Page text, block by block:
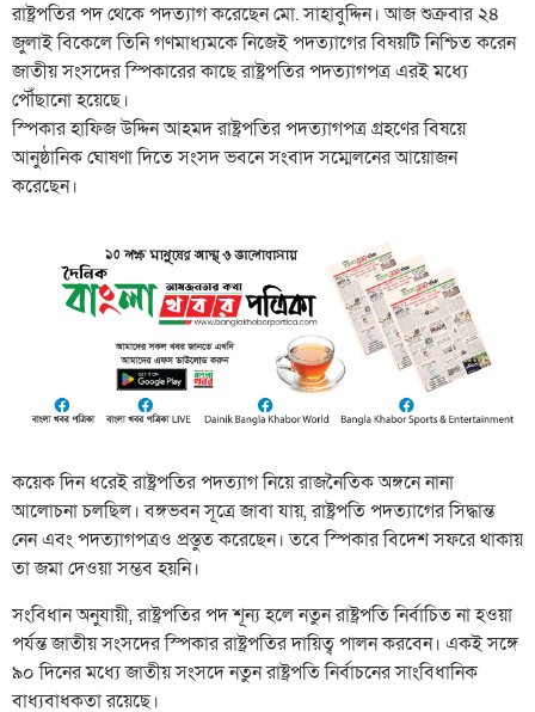
রাষ্ট্রপতির পদ থেকে পদত্যাগ করেছেন মো. সাহাবুদ্দিন। আজ শুক্রবার ২৪
জুলাই বিকেলে তিনি গণমাধ্যমকে নিজেই পদত্যাগের বিষয়টি নিশ্চিত করেন
জাতীয় সংসদের স্পিকারের কাছে রাষ্ট্রপতির পদত্যাগপত্র এরই মধ্যে
পৌঁছানো হয়েছে।
স্পিকার হাফিজ উদ্দিন আহমদ রাষ্ট্রপতির পদত্যাগপত্র গ্রহণের বিষয়ে
আনুষ্ঠানিক ঘোষণা দিতে সংসদ ভবনে সংবাদ সম্মেলনের আয়োজন
করেছেন।
কয়েক দিন ধরেই রাষ্ট্রপতির পদত্যাগ নিয়ে রাজনৈতিক অঙ্গনে নানা
আলোচনা চলছিল। বঙ্গভবন সূত্রে জাবা যায়, রাষ্ট্রপতি পদত্যাগের সিদ্ধান্ত
নেন এবং পদত্যাগপত্রও প্রস্তুত করেছেন। তবে স্পিকার বিদেশ সফরে থাকায়
তা জমা দেওয়া সম্ভব হয়নি।
সংবিধান অনুযায়ী, রাষ্ট্রপতির পদ শূন্য হলে নতুন রাষ্ট্রপতি নির্বাচিত না হওয়া
পর্যন্ত জাতীয় সংসদের স্পিকার রাষ্ট্রপতির দায়িত্ব পালন করবেন। একই সঙ্গে
৯০ দিনের মধ্যে জাতীয় সংসদে নতুন রাষ্ট্রপতি নির্বাচনের সাংবিধানিক
বাধ্যবাধকতা রয়েছে।